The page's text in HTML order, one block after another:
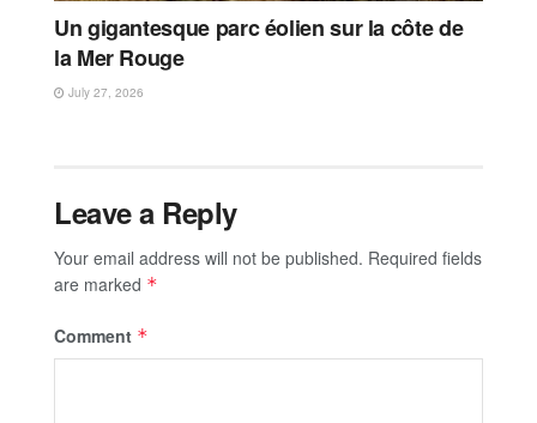
Un gigantesque parc éolien sur la côte de
la Mer Rouge
July 27, 2026
Leave a Reply
Your email address will not be published. Required fields
are marked *
Comment *